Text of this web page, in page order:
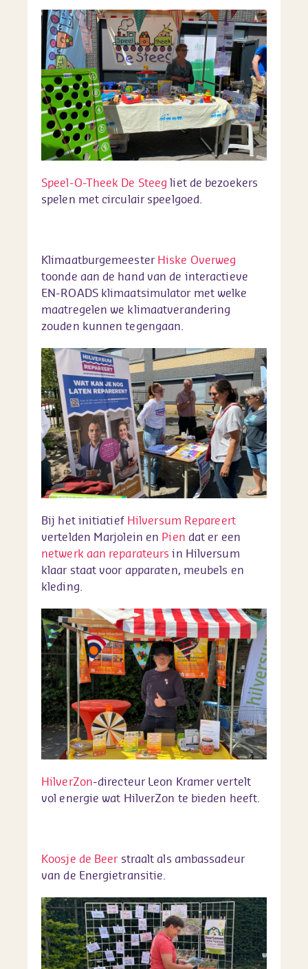
Speel-O-Theek De Steeg liet de bezoekers
spelen met circulair speelgoed.
KlimaatburgemeesterHiske Overweg
toonde aan de hand van de interactieve
EN-ROADS klimaatsimulator met welke
maatregelen we klimaatverandering
zouden kunnen tegengaan.
Bij het initiatief Hilversum Repareert
vertelden Marjolein en Pien dat er een
netwerk aan reparateurs in Hilversum
klaar staat voor apparaten, meubels en
kleding.
HilverZon-directeur Leon Kramer vertelt
vol energie wat HilverZon te bieden heeft.
Koosje de Beerstraalt als ambassadeur
van de Energietransitie.